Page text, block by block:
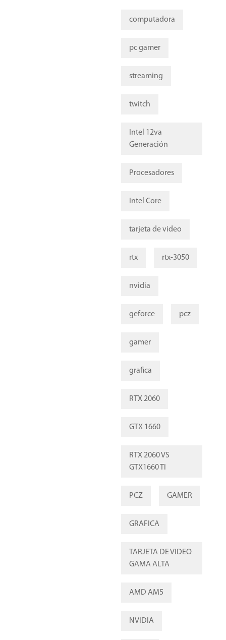
computadora
pc gamer
streaming
twitch
Intel 12va
Generación
Procesadores
Intel Core
tarjeta de video
rtx rtx-3050
nvidia
geforce pcz
gamer
grafica
RTX 2060
GTX 1660
RTX 2060 VS
GTX1660 TI
PCZ GAMER
GRAFICA
TARJETA DE VIDEO
GAMA ALTA
AMD AM5
NVIDIA